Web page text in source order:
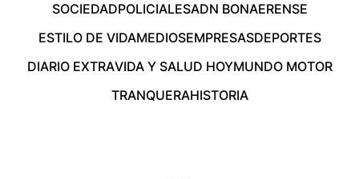
SOCIEDADPOLICIALESADN BONAERENSE
ESTILO DE VIDAMEDIOSEMPRESASDEPORTES
DIARIO EXTRAVIDA Y SALUD HOYMUNDO MOTOR
TRANQUERAHISTORIA